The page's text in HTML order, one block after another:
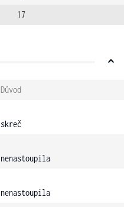
17
Důvod
skreč
nenastoupila
nenastoupila